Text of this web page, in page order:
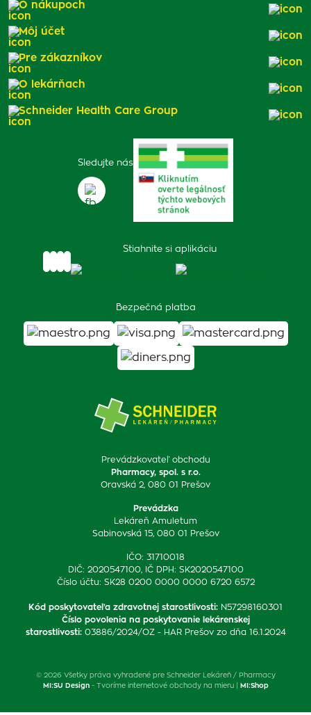
Prevádzkovateľ obchodu
Pharmacy, spol. s r.o.
Oravská 2, 080 01 Prešov
Prevádzka
Lekáreň Amuletum
Sabinovská 15, 080 01 Prešov
IČO: 31710018
DIČ: 2020547100, IČ DPH: SK2020547100
Číslo účtu: SK28 0200 0000 0000 6720 6572
Kód poskytovateľa zdravotnej starostlivosti: N57298160301
Číslo povolenia na poskytovanie lekárenskej
starostlivosti: 03886/2024/OZ - HAR Prešov zo dňa 16.1.2024
Sledujte nás
Stiahnite si aplikáciu
Bezpečná platba
O nákupoch
Môj účet
Pre zákazníkov
O lekárňach
Schneider Health Care Group
© 2026 Všetky práva vyhradené pre Schneider Lekáreň / Pharmacy
MI:SU Design- Tvoríme internetové obchody na mieru | MI:Shop